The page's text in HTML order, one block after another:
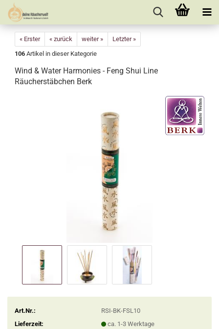
« Erster « zurück weiter »
Letzter »
106 Artikel in dieser Kategorie
Wind & Water Harmonies - Feng Shui Line
Räucherstäbchen Berk
Art.Nr.:
RSI-BK-FSL10
Lieferzeit:
ca. 1-3 Werktage